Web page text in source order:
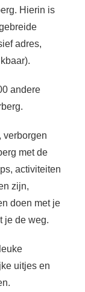
Hierin is
adres,
andere
verborgen
met de
activiteiten
zijn,
doen met je
je de weg.
uitjes en